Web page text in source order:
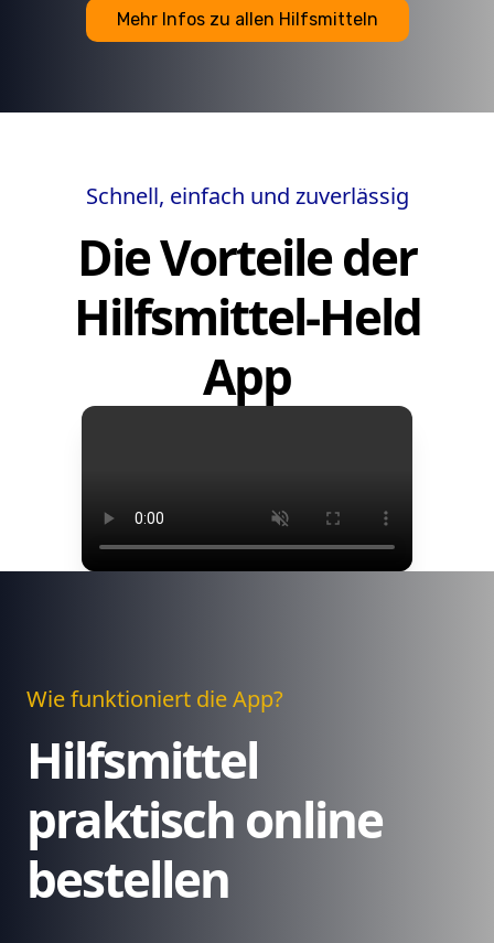
Mehr Infos zu allen Hilfsmitteln
Schnell, einfach und zuverlässig
Die Vorteile der
Hilfsmittel-Held
App
Wie funktioniert die App?
Hilfsmittel
praktisch online
bestellen